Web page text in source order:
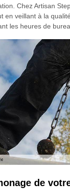
Chez Artisan
en veillant à la
les heures de
de